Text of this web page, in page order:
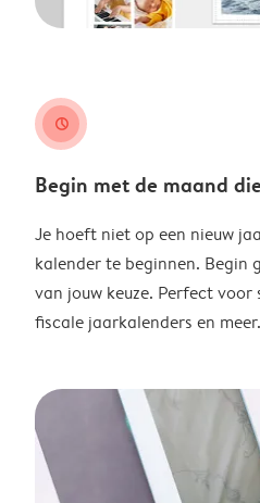
clock
Begin met de maand
Je hoeft niet op een nieuw
kalender te beginnen. Begin
van jouw keuze. Perfect
fiscale jaarkalenders en meer.